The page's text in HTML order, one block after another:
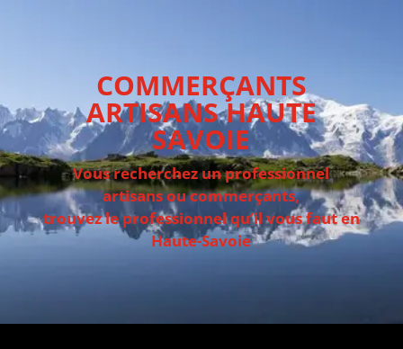
COMMERÇANTS
ARTISANS HAUTE
SAVOIE
Vous recherchez un professionnel
artisans ou commerçants,
trouvez le professionnel qu’il vous faut en
Haute-Savoie